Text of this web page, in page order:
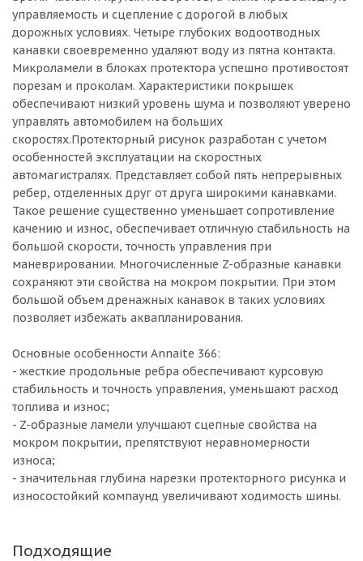
управляемость и сцепление с дорогой в любых
дорожных условиях. Четыре глубоких водоотводных
канавки своевременно удаляют воду из пятна контакта.
Микроламели в блоках протектора успешно противостоят
порезам и проколам. Характеристики покрышек
обеспечивают низкий уровень шума и позволяют уверено
управлять автомобилем на больших
скоростях.Протекторный рисунок разработан с учетом
особенностей эксплуатации на скоростных
автомагистралях. Представляет собой пять непрерывных
ребер, отделенных друг от друга широкими канавками.
Такое решение существенно уменьшает сопротивление
качению и износ, обеспечивает отличную стабильность на
большой скорости, точность управления при
маневрировании. Многочисленные Z-образные канавки
сохраняют эти свойства на мокром покрытии. При этом
большой объем дренажных канавок в таких условиях
позволяет избежать аквапланирования.
Основные особенности Annaite 366:
- жесткие продольные ребра обеспечивают курсовую
стабильность и точность управления, уменьшают расход
топлива и износ;
- Z-образные ламели улучшают сцепные свойства на
мокром покрытии, препятствуют неравномерности
износа;
- значительная глубина нарезки протекторного рисунка и
износостойкий компаунд увеличивают ходимость шины.
Подходящие